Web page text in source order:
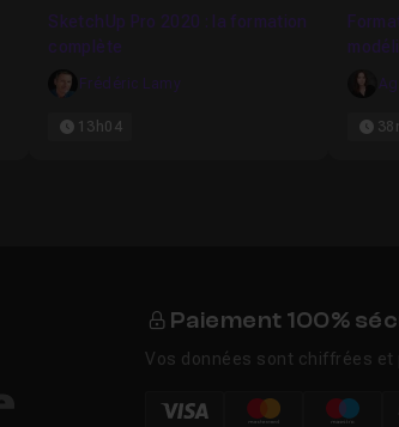
SketchUp Pro 2020 : la formation
complète
Frédéric Lamy
13h04
Paiement 100%
Vos données sont chiffrées